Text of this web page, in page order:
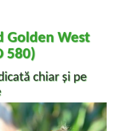
Golden West
580)
chiar și pe